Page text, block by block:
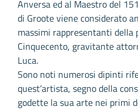
Anversa ed al Maestro del
di Groote viene considerato
massimi rappresentanti
Cinquecento, gravitante
Luca.
Sono noti numerosi dipinti
quest’artista, segno della
godette la sua arte nei primi